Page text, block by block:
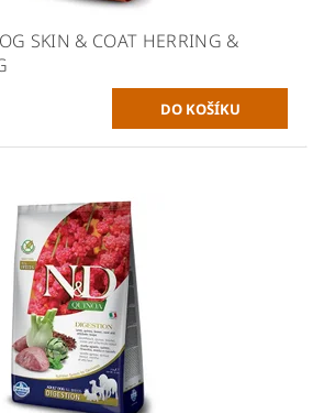
SKIN & COAT HERRING &